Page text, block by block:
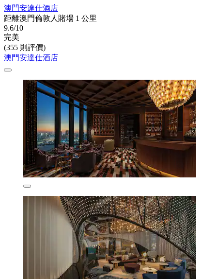
澳門安達仕酒店
距離澳門倫敦人賭場 1 公里
9.6/10
完美
(355 則評價)
澳門安達仕酒店